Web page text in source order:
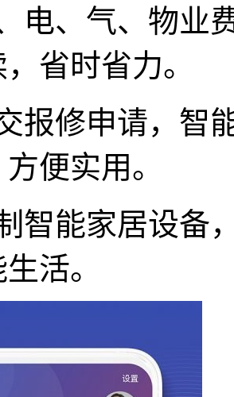
电、气、物业
省时省力。
报修申请，智
便实用。
智能家居设备
活。